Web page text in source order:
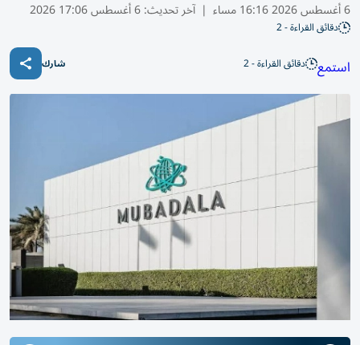
6 أغسطس 2026 16:16 مساء | آخر تحديث:6 أغسطس 17:06 2026
دقائق القراءة - 2
استمع دقائق القراءة - 2 شارك